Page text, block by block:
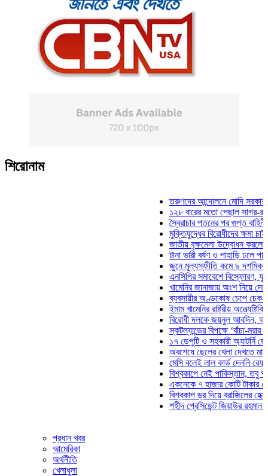
শিরোনাম
তরুণদের আন্দোলনে মোদি সরকার দুর্বল
১২৮ বারের মতো পেছাল সাগর-রুনি
স্বৈরাচার পতনের পর গুপ্ত বাহিনীর
মুক্তিযুদ্ধের বিরোধীদের ক্ষমা চাইতে
জাতীয় বৃক্ষমেলা উদ্বোধন করলেন
টানা ভারী বর্ষণ ও পাহাড়ি ঢলে পানিবন্দি
জুনে মূল্যস্ফীতি কমে ৯ দশমিক ১৬
এনসিপির সমাবেশে বিস্ফোরণ,
খামেনির জানাজায় অংশ নিয়ে দেশে
ব্যবসায়ীর অণ্ডকোষ চেপে চেক-
ইমাম খামেনির রাষ্ট্রীয়
বিরোধী দলকে জয়নুল আবদিন, আপনারা
স্কটল্যান্ডের বিপক্ষে ‘বাঁচা-মরার
১৭ ডেপুটি ও সহকারী অ্যাটর্নি
অবশেষে ছেলের খেলা দেখতে মাঠে
মেসি বলেই লাল কার্ড দেননি রেফারি!
বিশ্বকাপে নেই পাকিস্তান, তবু প্রতিটি
একনেকে ৭ হাজার কোটি টাকার ৫
বিশ্বকাপ ড্র দিয়ে ব্রাজিলের হেক্সা
শহীদ প্রেসিডেন্ট জিয়াউর রহমান
প্রধান খবর
আমেরিকা
অর্থনীতি
খেলাধুলা